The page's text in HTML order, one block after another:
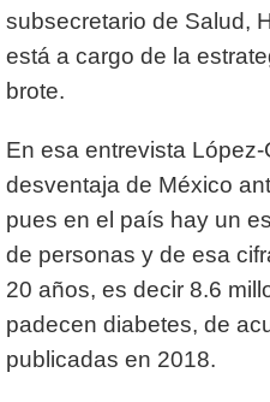
subsecretario de Salud,
está a cargo de la
brote.
En esa entrevista
desventaja de México
pues en el país hay un
de personas y de esa
20 años, es decir 8.6
padecen diabetes, de
publicadas en 2018.